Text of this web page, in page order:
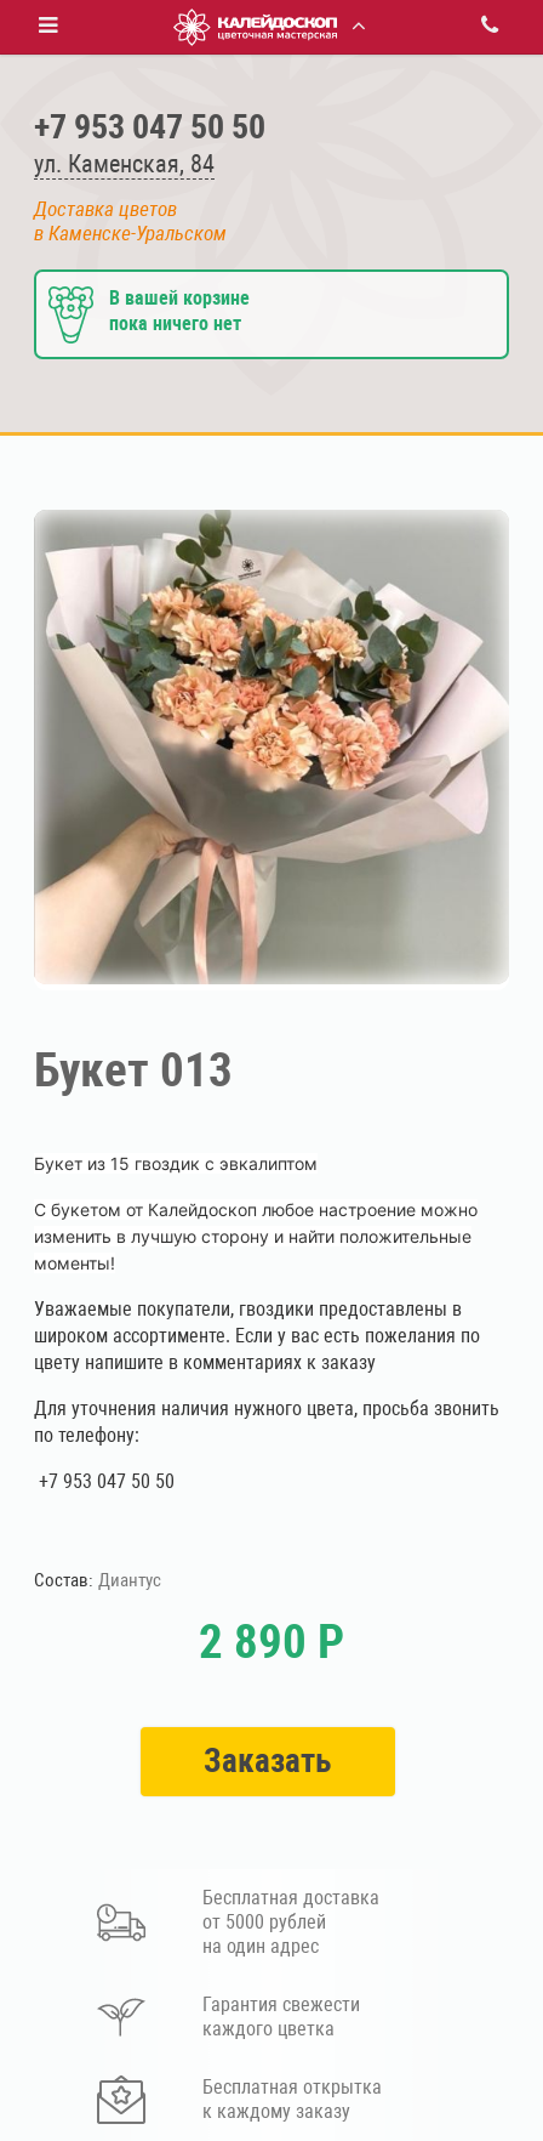
+7 953 047 50 50
ул. Каменская, 84
Доставка цветов
в Каменске-Уральском
В вашей корзине
пока ничего нет
Букет 013
Букет из 15 гвоздик с эвкалиптом
С букетом от Калейдоскоп любое настроение можно
изменить в лучшую сторону и найти положительные
моменты!
Уважаемые покупатели, гвоздики предоставлены в
широком ассортименте. Если у вас есть пожелания по
цвету напишите в комментариях к заказу
Для уточнения наличия нужного цвета, просьба звонить
по телефону:
+7 953 047 50 50
Состав: Диантус
2 890 Р
Заказать
Бесплатная доставка
от 5000 рублей
на один адрес
Гарантия свежести
каждого цветка
Бесплатная открытка
к каждому заказу